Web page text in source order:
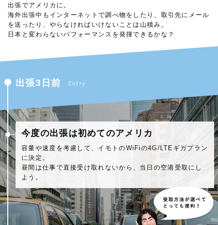
出張でアメリカに。
海外出張中もインターネットで調べ物をしたり、取引先にメール
を送ったり、やらなければいけないことは山積み。
日本と変わらないパフォーマンスを発揮できるかな？
出張3日前 Entry
今度の出張は初めてのアメリカ
容量や速度を考慮して、イモトのWiFiの4G/LTEギガプラン
に決定。
昼間は仕事で直接受け取れないから、当日の空港受取にし
よう。